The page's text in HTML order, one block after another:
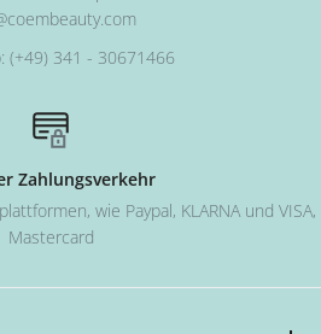
(+49) 341 - 30671466
Zahlungsverkehr
wie Paypal, KLARNA und VISA,
Mastercard